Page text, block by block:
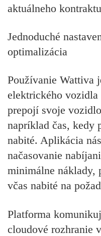
aktuálneho
Jednoduché
optimalizácia
Používanie
elektrického
prepojí svoje
napríklad čas, kedy
nabité. Aplikácia
načasovanie
minimálne náklady,
včas nabité na
Platforma
cloudové rozhranie